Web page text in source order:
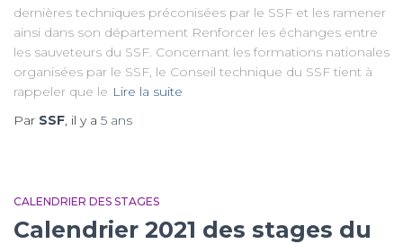
dernières techniques préconisées par le SSF et les ramener
ainsi dans son département Renforcer les échanges entre
les sauveteurs du SSF. Concernant les formations nationales
organisées par le SSF, le Conseil technique du SSF tient à
rappeler que le Lire la suite
Par SSF, il y a 5 ans
CALENDRIER DES STAGES
Calendrier 2021 des stages du